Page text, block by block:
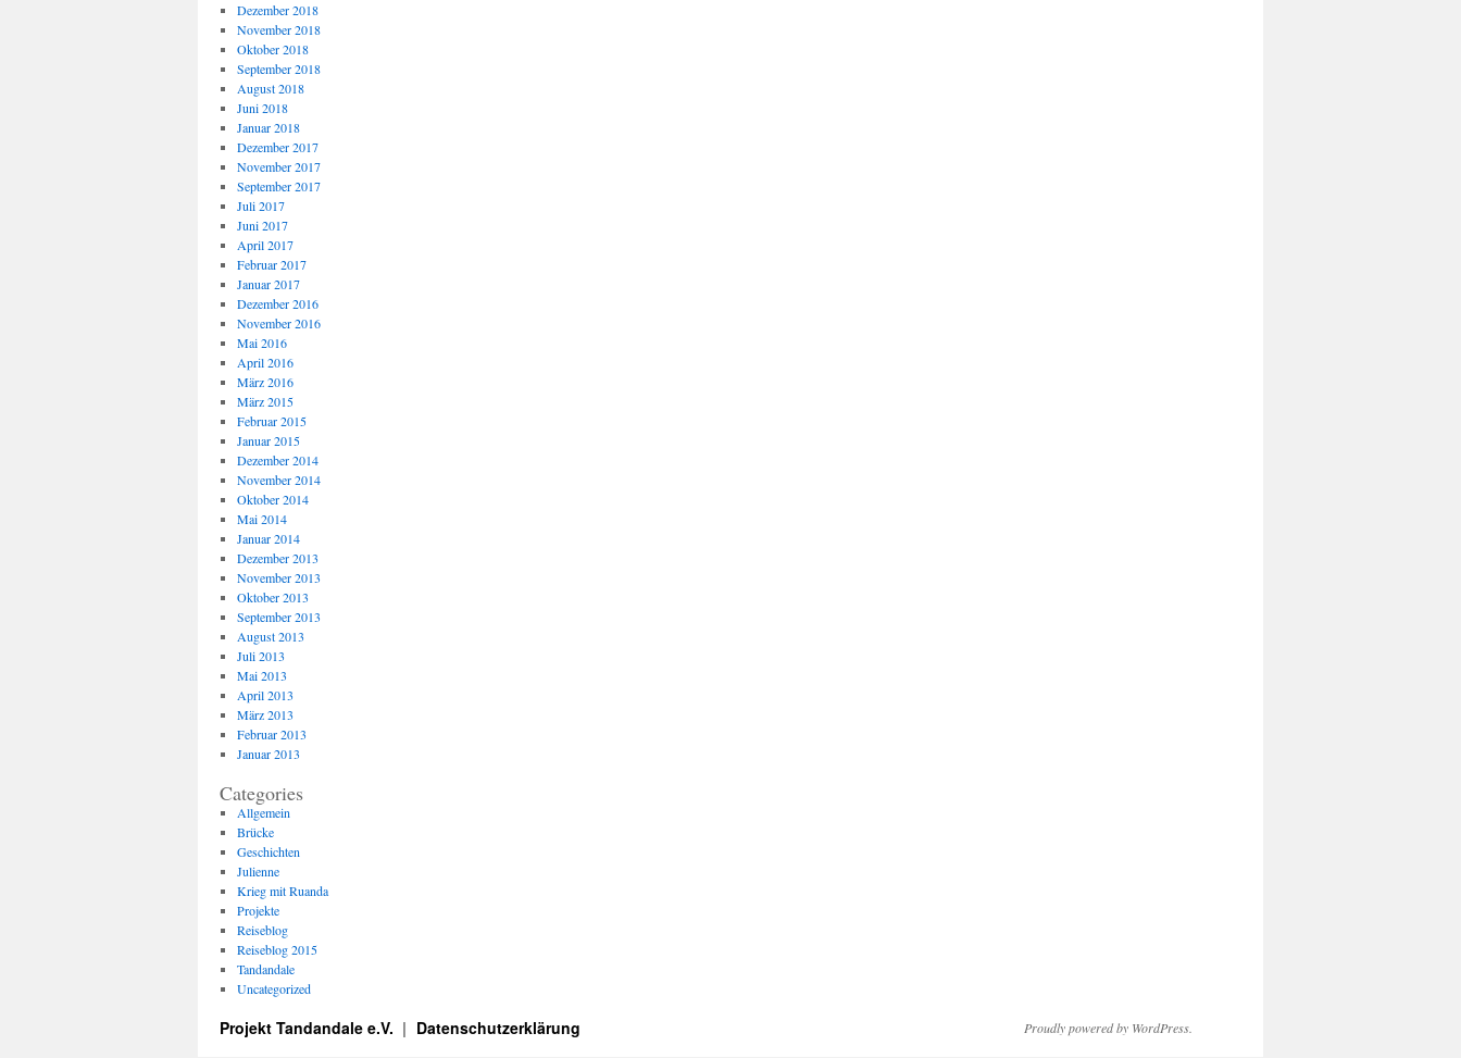
Dezember 2018
November 2018
Oktober 2018
September 2018
August 2018
Juni 2018
Januar 2018
Dezember 2017
November 2017
September 2017
Juli 2017
Juni 2017
April 2017
Februar 2017
Januar 2017
Dezember 2016
November 2016
Mai 2016
April 2016
März 2016
März 2015
Februar 2015
Januar 2015
Dezember 2014
November 2014
Oktober 2014
Mai 2014
Januar 2014
Dezember 2013
November 2013
Oktober 2013
September 2013
August 2013
Juli 2013
Mai 2013
April 2013
März 2013
Februar 2013
Januar 2013
Categories
Allgemein
Brücke
Geschichten
Julienne
Krieg mit Ruanda
Projekte
Reiseblog
Reiseblog 2015
Tandandale
Uncategorized
Projekt Tandandale e.V. Datenschutzerklärung Proudly powered by WordPress.